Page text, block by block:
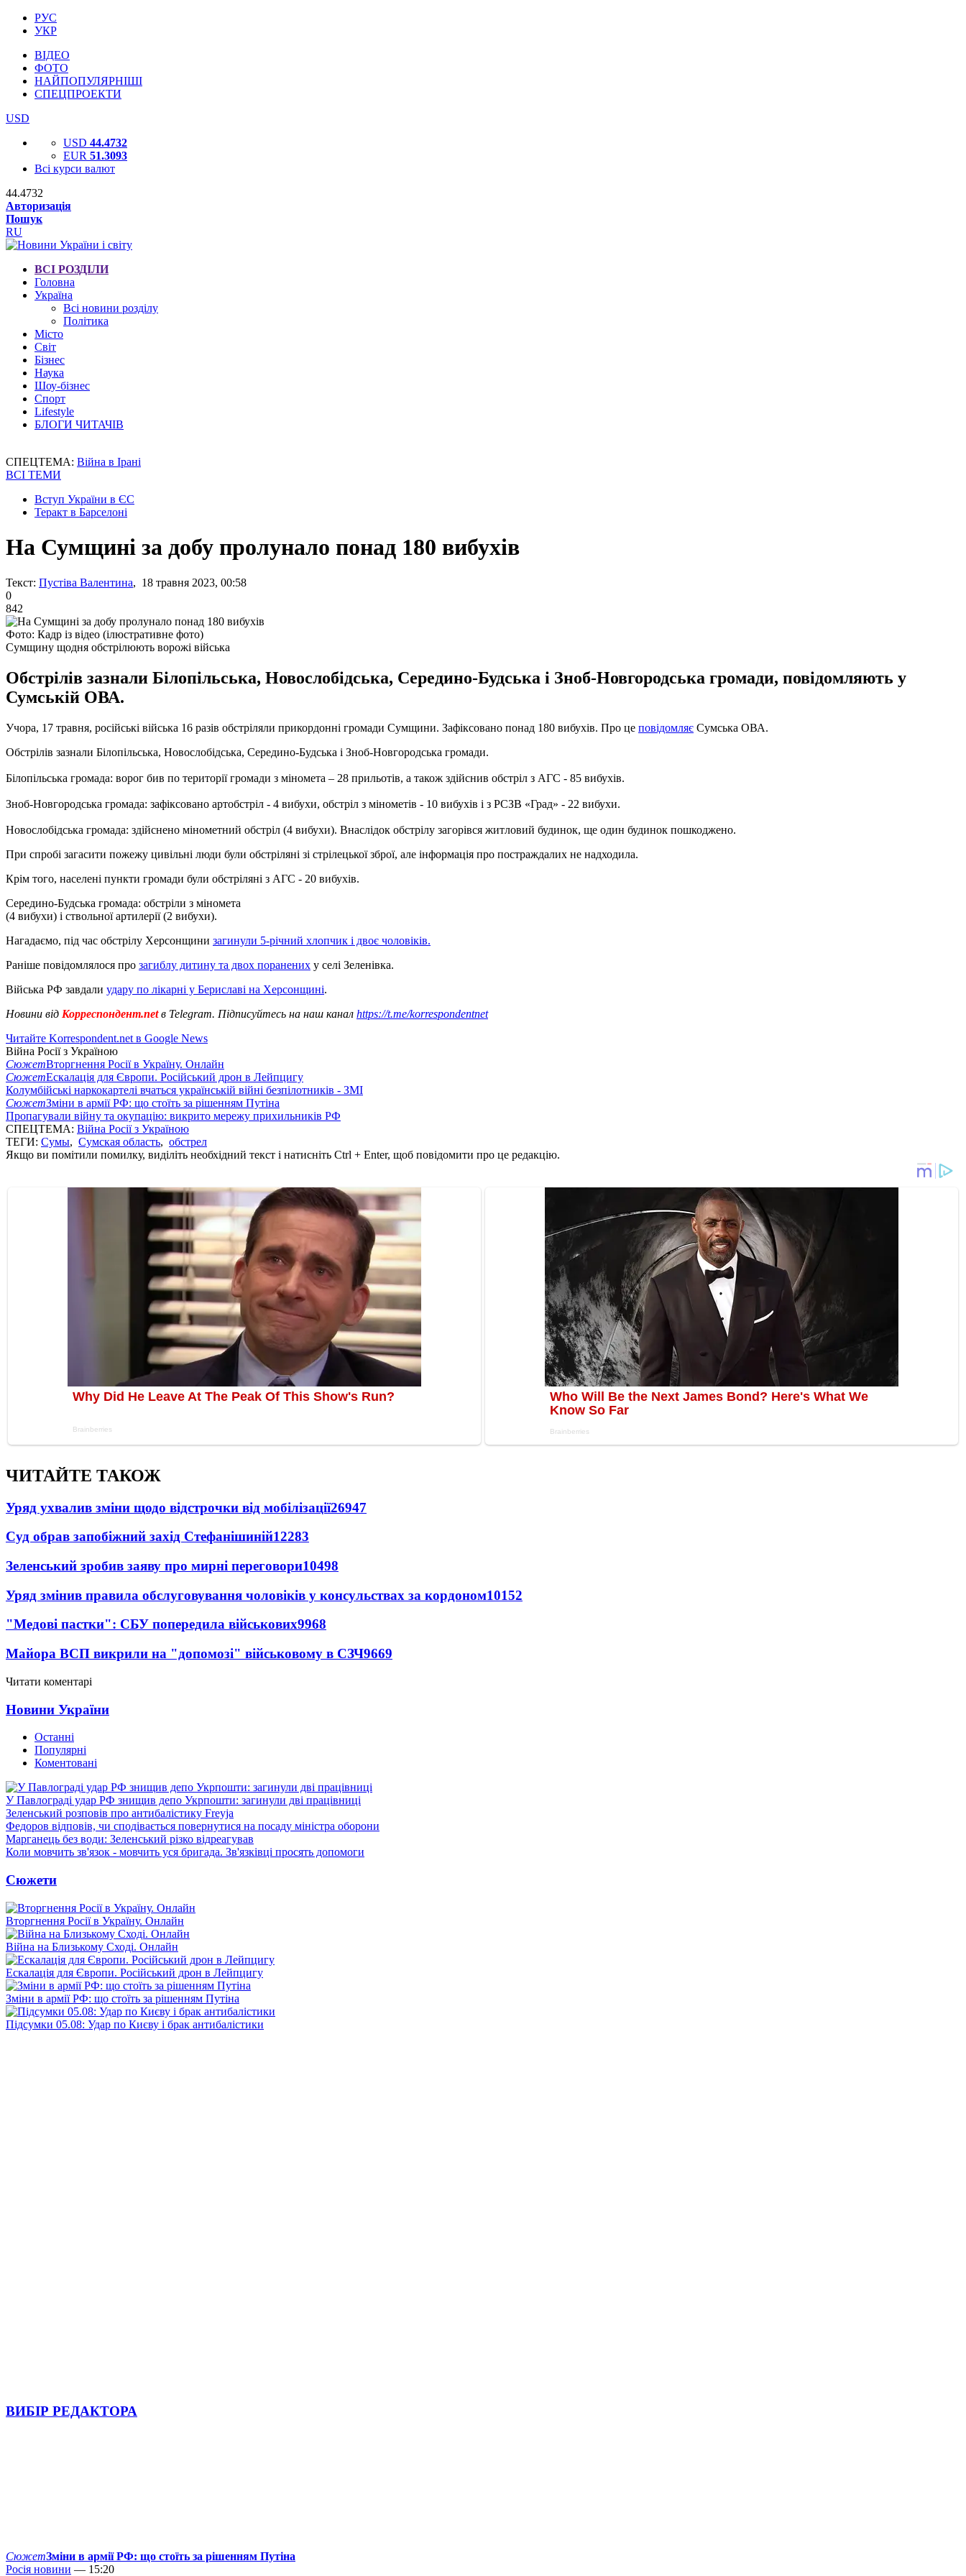
РУС
УКР
ВІДЕО
ФОТО
НАЙПОПУЛЯРНІШІ
СПЕЦПРОЕКТИ
USD
USD 44.4732
EUR 51.3093
Всі курси валют
44.4732
Авторизація
Пошук
RU
ВСІ РОЗДІЛИ
Головна
Україна
Всі новини розділу
Політика
Місто
Світ
Бізнес
Наука
Шоу-бізнес
Спорт
Lifestyle
БЛОГИ ЧИТАЧІВ
СПЕЦТЕМА: Війна в Ірані
ВСІ ТЕМИ
Вступ України в ЄС
Теракт в Барселоні
На Сумщині за добу пролунало понад 180 вибухів
Текст: Пустіва Валентина, 18 травня 2023, 00:58
0
842
Фото: Кадр із відео (ілюстративне фото)
Сумщину щодня обстрілюють ворожі війська
Обстрілів зазнали Білопільська, Новослобідська, Середино-Будська і Зноб-Новгородська громади, повідомляють у
Сумській ОВА.
Учора, 17 травня, російські війська 16 разів обстріляли прикордонні громади Сумщини. Зафіксовано понад 180 вибухів. Про це повідомляє Сумська ОВА.
Обстрілів зазнали Білопільська, Новослобідська, Середино-Будська і Зноб-Новгородська громади.
Білопільська громада: ворог бив по території громади з міномета – 28 прильотів, а також здійснив обстріл з АГС - 85 вибухів.
Зноб-Новгородська громада: зафіксовано артобстріл - 4 вибухи, обстріл з мінометів - 10 вибухів і з РСЗВ «Град» - 22 вибухи.
Новослобідська громада: здійснено мінометний обстріл (4 вибухи). Внаслідок обстрілу загорівся житловий будинок, ще один будинок пошкоджено.
При спробі загасити пожежу цивільні люди були обстріляні зі стрілецької зброї, але інформація про постраждалих не надходила.
Крім того, населені пункти громади були обстріляні з АГС - 20 вибухів.
Середино-Будська громада: обстріли з міномета
(4 вибухи) і ствольної артилерії (2 вибухи).
Нагадаємо, під час обстрілу Херсонщини загинули 5-річний хлопчик і двоє чоловіків.
Раніше повідомлялося про загиблу дитину та двох поранених у селі Зеленівка.
Війська РФ завдали удару по лікарні у Бериславі на Херсонщині.
Новини від Корреспондент.netв Telegram. Підписуйтесь на наш канал https://t.me/korrespondentnet
Читайте Korrespondent.net в Google News
Війна Росії з Україною
СюжетВторгнення Росії в Україну. Онлайн
СюжетЕскалація для Європи. Російський дрон в Лейпцигу
Колумбійські наркокартелі вчаться українській війні безпілотників - ЗМІ
СюжетЗміни в армії РФ: що стоїть за рішенням Путіна
Пропагували війну та окупацію: викрито мережу прихильників РФ
СПЕЦТЕМА: Війна Росії з Україною
ТЕГИ: Сумы, Сумская область, обстрел
Якщо ви помітили помилку, виділіть необхідний текст і натисніть Ctrl + Enter, щоб повідомити про це редакцію.
ЧИТАЙТЕ ТАКОЖ
Уряд ухвалив зміни щодо відстрочки від мобілізації26947
Суд обрав запобіжний захід Стефанішиній12283
Зеленський зробив заяву про мирні переговори10498
Уряд змінив правила обслуговування чоловіків у консульствах за кордоном10152
"Медові пастки": СБУ попередила військових9968
Майора ВСП викрили на "допомозі" військовому в СЗЧ9669
Читати коментарі
Новини України
Останні
Популярні
Коментовані
У Павлограді удар РФ знищив депо Укрпошти: загинули дві працівниці
Зеленський розповів про антибалістику Freyja
Федоров відповів, чи сподівається повернутися на посаду міністра оборони
Марганець без води: Зеленський різко відреагував
Коли мовчить зв'язок - мовчить уся бригада. Зв'язківці просять допомоги
Сюжети
Вторгнення Росії в Україну. Онлайн
Війна на Близькому Сході. Онлайн
Ескалація для Європи. Російський дрон в Лейпцигу
Зміни в армії РФ: що стоїть за рішенням Путіна
Підсумки 05.08: Удар по Києву і брак антибалістики
ВИБІР РЕДАКТОРА
СюжетЗміни в армії РФ: що стоїть за рішенням Путіна
Росія новини — 15:20